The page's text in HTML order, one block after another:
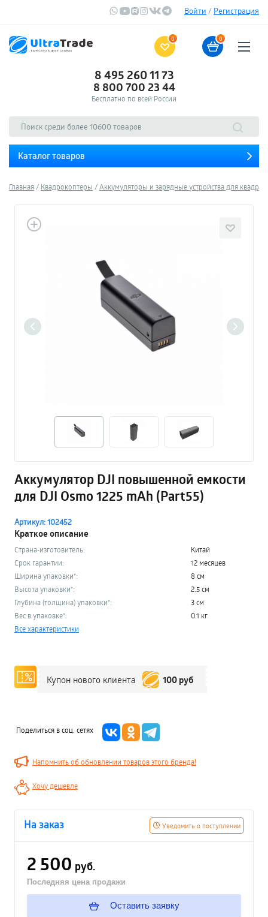
Войти / Регистрация
0 0
8 495 260 11 73
8 800 700 23 44
Бесплатно по всей России
Каталог товаров
Главная Квадрокоптеры Аккумуляторы и зарядные устройства для
Аккумулятор DJI повышенной емкости
для DJI Osmo 1225 mAh (Part55)
Артикул: 102452
Краткое описание
Страна-изготовитель:
Китай
Срок гарантии:
12 месяцев
Ширина упаковки*:
8 см
Высота упаковки*:
2.5 см
Глубина (толщина) упаковки*:
3 см
Вес в упаковке*:
0.1 кг
Все характеристики
Купон нового клиента 100 руб
Поделиться в соц. сетях
Напомнить об обновлении товаров этого бренда!
Хочу дешевле
Уведомить о поступлении
На заказ
2 500 руб.
Последняя цена продажи
Оставить заявку